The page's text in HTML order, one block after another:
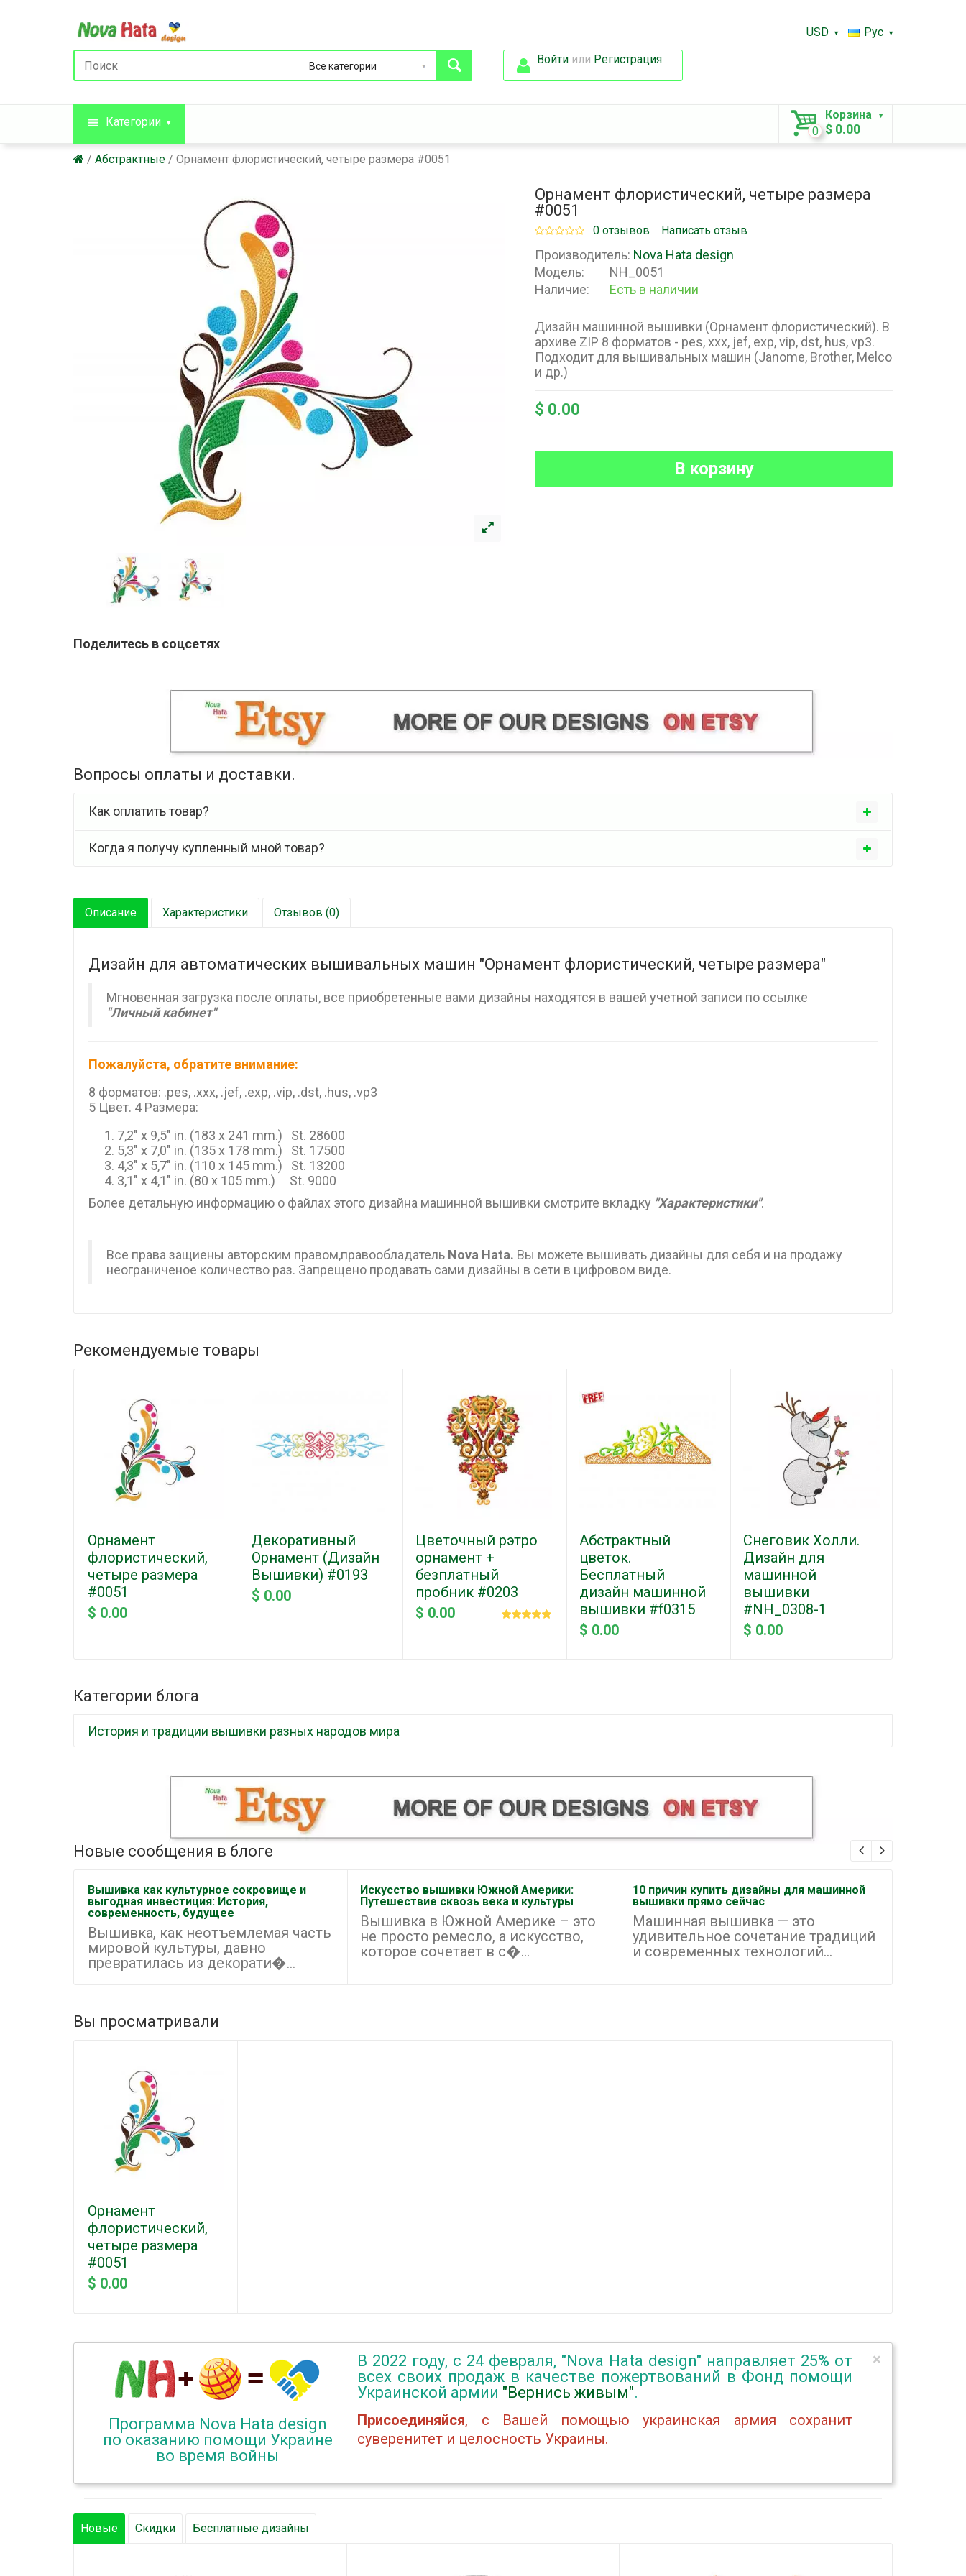
USD
Рус
Войтиили Регистрация.
Категории
Корзина
0 $ 0.00
Абстрактные Орнамент флористический, четыре размера #0051
Поделитесь в соцсетях
Орнамент флористический, четыре размера
#0051
0 отзывов Написать отзыв
Производитель: Nova Hata design
Модель:
NH_0051
Наличие:
Есть в наличии
Дизайн машинной вышивки (Орнамент флористический). В
архиве ZIP 8 форматов - pes, xxx, jef, exp, vip, dst, hus, vp3.
Подходит для вышивальных машин (Janome, Brother, Melco
и др.)
$ 0.00
В корзину
Вопросы оплаты и доставки.
Как оплатить товар?
Когда я получу купленный мной товар?
Описание Характеристики Отзывов (0)
Дизайн для автоматических вышивальных машин "Орнамент флористический, четыре размера"
Мгновенная загрузка после оплаты, все приобретенные вами дизайны находятся в вашей учетной записи по ссылке
"Личный кабинет"
Пожалуйста, обратите внимание:
8 форматов: .pes, .xxx, .jef, .exp, .vip, .dst, .hus, .vp3
5 Цвет. 4 Размера:
7,2" x 9,5" in. (183 x 241 mm.) St. 28600
5,3" x 7,0" in. (135 x 178 mm.) St. 17500
4,3" x 5,7" in. (110 x 145 mm.) St. 13200
3,1" x 4,1" in. (80 x 105 mm.) St. 9000
Более детальную информацию о файлах этого дизайна машинной вышивки смотрите вкладку "Характеристики".
Все права защиены авторским правом,правообладатель Nova Hata. Вы можете вышивать дизайны для себя и на продажу
неограниченое количество раз. Запрещено продавать сами дизайны в сети в цифровом виде.
Рекомендуемые товары
Орнамент
флористический,
четыре размера
#0051
$ 0.00
Декоративный
Орнамент (Дизайн
Вышивки) #0193
$ 0.00
Цветочный рэтро
орнамент +
безплатный
пробник #0203
$ 0.00
Абстрактный
цветок.
Бесплатный
дизайн машинной
вышивки #f0315
$ 0.00
Снеговик Холли.
Дизайн для
машинной
вышивки
#NH_0308-1
$ 0.00
Категории блога
История и традиции вышивки разных народов мира
Новые сообщения в блоге
Вышивка как культурное сокровище и
выгодная инвестиция: История,
современность, будущее
Вышивка, как неотъемлемая часть
мировой культуры, давно
превратилась из декорати�...
Искусство вышивки Южной Америки:
Путешествие сквозь века и культуры
Вышивка в Южной Америке – это
не просто ремесло, а искусство,
которое сочетает в с�...
10 причин купить дизайны для машинной
вышивки прямо сейчас
Машинная вышивка — это
удивительное сочетание традиций
и современных технологий...
Вы просматривали
Орнамент
флористический,
четыре размера
#0051
$ 0.00
Программа Nova Hata design
по оказанию помощи Украине
во время войны
В 2022 году, с 24 февраля, "Nova Hata design" направляет 25% от
всех своих продаж в качестве пожертвований в Фонд помощи
Украинской армии "Вернись живым".
Присоединяйся, с Вашей помощью украинская армия сохранит
суверенитет и целосность Украины.
×
Новые Скидки Бесплатные дизайны